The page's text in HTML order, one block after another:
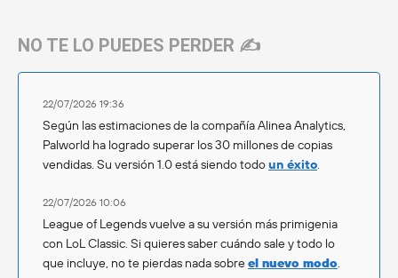
NO TE LO PUEDES PERDER ✍️
22/07/2026 19:36
Según las estimaciones de la compañía Alinea Analytics,
Palworld ha logrado superar los 30 millones de copias
vendidas. Su versión 1.0 está siendo todoun éxito.
22/07/2026 10:06
League of Legends vuelve a su versión más primigenia
con LoL Classic. Si quieres saber cuándo sale y todo lo
que incluye, no te pierdas nada sobreel nuevo modo.